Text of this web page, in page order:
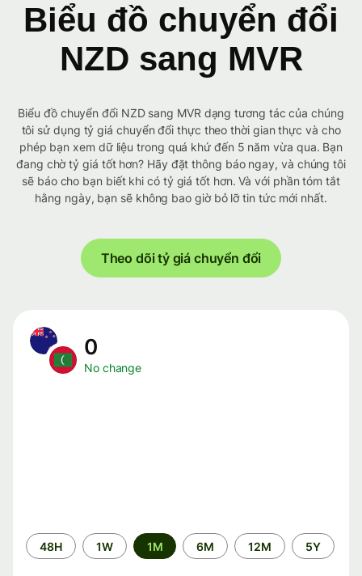
Biểu đồ chuyển đổi
NZD sang MVR
Biểu đồ chuyển đổi NZD sang MVR dạng tương tác của chúng
tôi sử dụng tỷ giá chuyển đổi thực theo thời gian thực và cho
phép bạn xem dữ liệu trong quá khứ đến 5 năm vừa qua. Bạn
đang chờ tỷ giá tốt hơn? Hãy đặt thông báo ngay, và chúng tôi
sẽ báo cho bạn biết khi có tỷ giá tốt hơn. Và với phần tóm tắt
hằng ngày, bạn sẽ không bao giờ bỏ lỡ tin tức mới nhất.
Theo dõi tỷ giá chuyển đổi
0
No change
Time
period
48H 1W 1M 6M 12M 5Y